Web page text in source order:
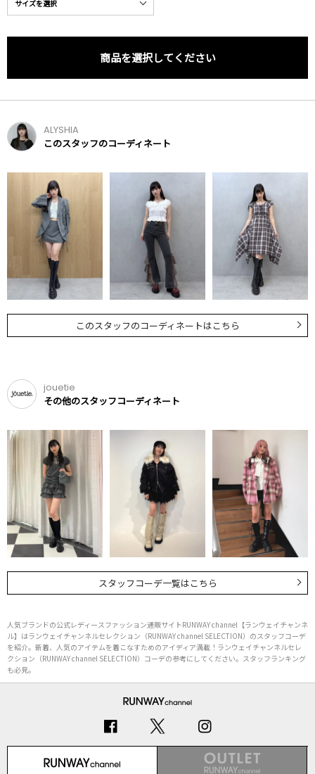
商品を選択してください
ALYSHIA
このスタッフのコーディネート
このスタッフのコーディネートはこちら
jouetie
その他のスタッフコーディネート
スタッフコーデ一覧はこちら
人気ブランドの公式レディースファッション通販サイトRUNWAY channel【ランウェイチャンネ
ル】はランウェイチャンネルセレクション（RUNWAY channel SELECTION）のスタッフコーデ
を紹介。新着、人気のアイテムを着こなすためのアイディア満載！ランウェイチャンネルセレ
クション（RUNWAY channel SELECTION）コーデの参考にしてください。スタッフランキング
も必見。